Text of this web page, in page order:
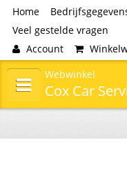
Home
Veel gestelde vragen
Account
Webwinkel
Cox Car